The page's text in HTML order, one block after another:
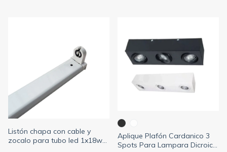
Listón chapa con cable y
zocalo para tubo led 1x18w
Aplique Plafón Cardanico 3
Spots Para Lampara Dicroica